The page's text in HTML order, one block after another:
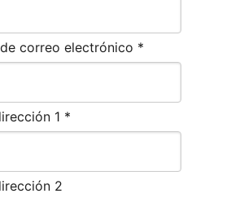
correo electrónico *
1 *
2